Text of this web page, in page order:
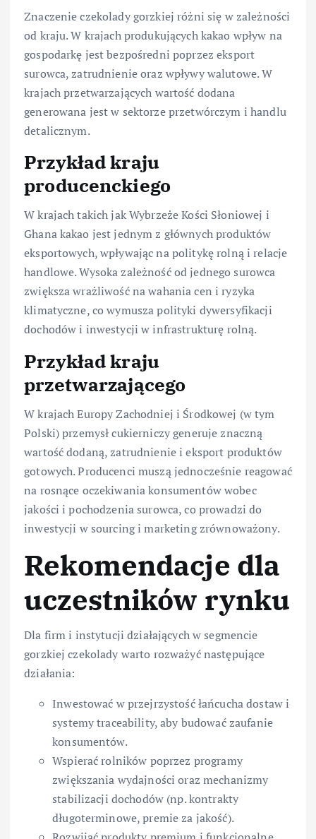
Znaczenie czekolady gorzkiej różni się w zależności
od kraju. W krajach produkujących kakao wpływ na
gospodarkę jest bezpośredni poprzez eksport
surowca, zatrudnienie oraz wpływy walutowe. W
krajach przetwarzających wartość dodana
generowana jest w sektorze przetwórczym i handlu
detalicznym.
Przykład kraju
producenckiego
W krajach takich jak Wybrzeże Kości Słoniowej i
Ghana kakao jest jednym z głównych produktów
eksportowych, wpływając na politykę rolną i relacje
handlowe. Wysoka zależność od jednego surowca
zwiększa wrażliwość na wahania cen i ryzyka
klimatyczne, co wymusza polityki dywersyfikacji
dochodów i inwestycji w infrastrukturę rolną.
Przykład kraju
przetwarzającego
W krajach Europy Zachodniej i Środkowej (w tym
Polski) przemysł cukierniczy generuje znaczną
wartość dodaną, zatrudnienie i eksport produktów
gotowych. Producenci muszą jednocześnie reagować
na rosnące oczekiwania konsumentów wobec
jakości i pochodzenia surowca, co prowadzi do
inwestycji w sourcing i marketing zrównoważony.
Rekomendacje dla
uczestników rynku
Dla firm i instytucji działających w segmencie
gorzkiej czekolady warto rozważyć następujące
działania:
Inwestować w przejrzystość łańcucha dostaw i
systemy traceability, aby budować zaufanie
konsumentów.
Wspierać rolników poprzez programy
zwiększania wydajności oraz mechanizmy
stabilizacji dochodów (np. kontrakty
długoterminowe, premie za jakość).